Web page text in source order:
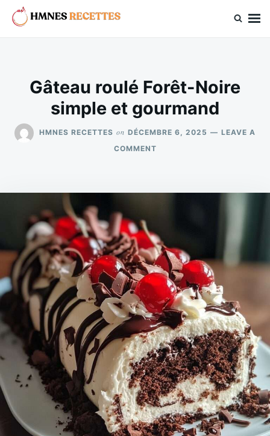
SkipSearch
for:
Gâteau roulé Forêt-Noire
simple et gourmand
HMNES RECETTES on DÉCEMBRE 6, 2025
LEAVE A
COMMENTON
NOIRE